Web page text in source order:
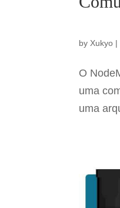
by Xukyo |
O
uma
uma